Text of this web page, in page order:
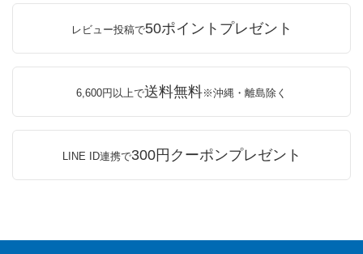
レビュー投稿で50ポイントプレゼント
6,600円以上で送料無料※沖縄・離島除く
LINE ID連携で300円クーポンプレゼント